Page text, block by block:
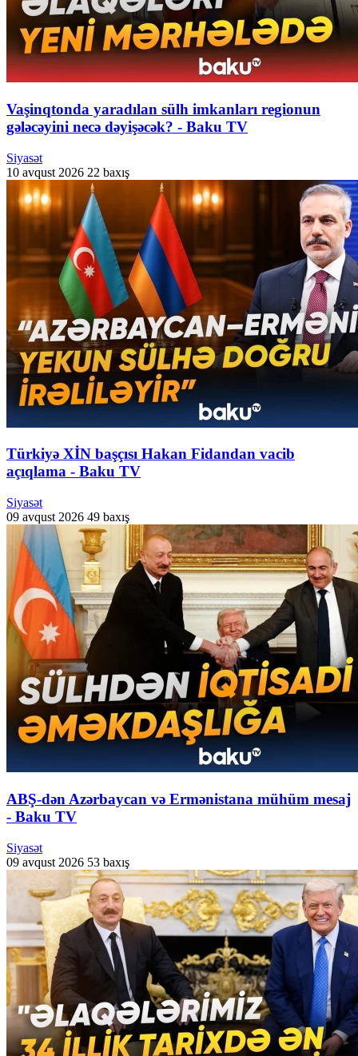
Vaşinqtonda yaradılan sülh imkanları regionun
gələcəyini necə dəyişəcək? - Baku TV
Siyasət
10 avqust 2026 22 baxış
Türkiyə XİN başçısı Hakan Fidandan vacib
açıqlama - Baku TV
Siyasət
09 avqust 2026 49 baxış
ABŞ-dən Azərbaycan və Ermənistana mühüm mesaj
- Baku TV
Siyasət
09 avqust 2026 53 baxış